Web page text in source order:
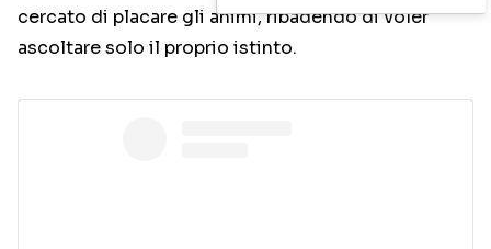
cercato di placare gli animi, ribadendo di voler
ascoltare solo il proprio istinto.